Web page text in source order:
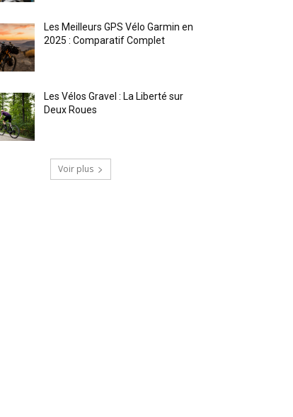
Les Meilleurs GPS Vélo Garmin en
2025 : Comparatif Complet
Les Vélos Gravel : La Liberté sur
Deux Roues
Voir plus